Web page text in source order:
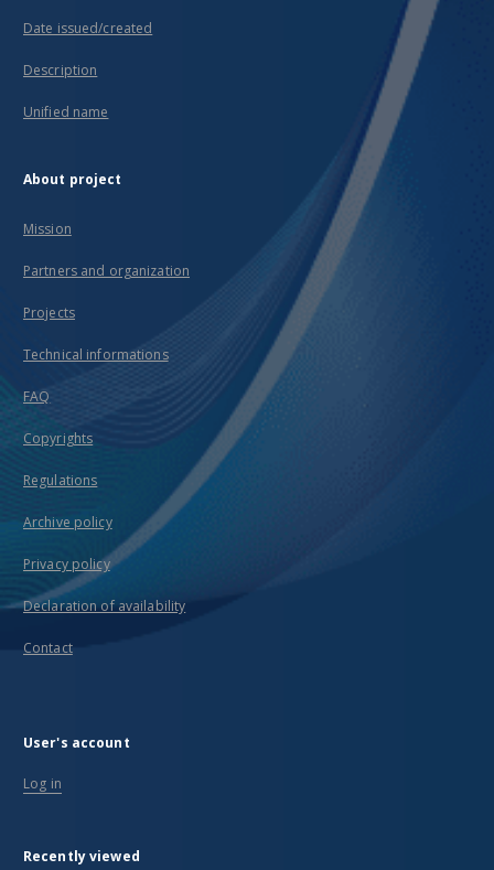
Date issued/created
Description
Unified name
About project
Mission
Partners and organization
Projects
Technical informations
FAQ
Copyrights
Regulations
Archive policy
Privacy policy
Declaration of availability
Contact
User's account
Log in
Recently viewed